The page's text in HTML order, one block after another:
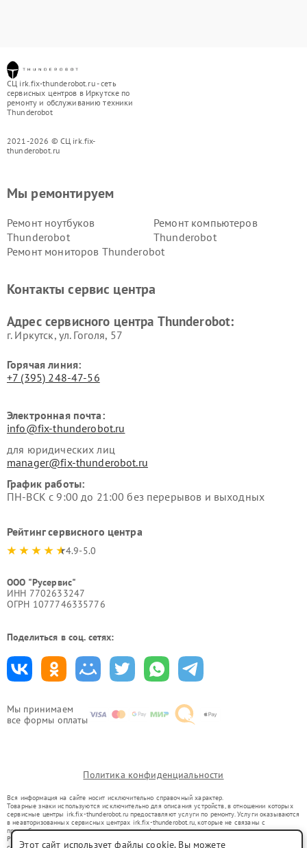
СЦ irk.fix-thunderobot.ru - сеть
сервисных центров в Иркутске по
ремонту и обслуживанию техники
Thunderobot
2021-2026 © СЦ irk.fix-
thunderobot.ru
Мы принимаем
все формы оплаты
Мы ремонтируем
Ремонт ноутбуков
Thunderobot
Ремонт компьютеров
Thunderobot
Ремонт мониторов Thunderobot
Контакты сервис центра
Адрес сервисного центра Thunderobot:
г. Иркутск, ул. ​Гоголя, 57
Горячая линия:
+7 (395) 248-47-56
Электронная почта:
info@fix-thunderobot.ru
для юридических лиц
manager@fix-thunderobot.ru
График работы:
ПН-ВСК с 9:00 до 21:00 без перерывов и выходных
Рейтинг сервисного центра
4.9-5.0
ООО "Русервис"
ИНН 7702633247
ОГРН 1077746335776
Поделиться в соц. сетях:
Политика конфиденциальности
Вся информация на сайте носит исключительно справочный характер.
Товарные знаки используются исключительно для описания устройств, в отношении которых
сервисные центры irk.fix-thunderobot.ru предоставляют услуги по ремонту. Услуги оказываются
в неавторизованных сервисных центрах irk.fix-thunderobot.ru, которые не связаны с
правообладателями товарных знаков или их официальными представителями.
Ремонт осуществляется для устройств, уже введенных в гражданский оборот в соответствии
Этот сайт использует файлы cookie. Вы можете